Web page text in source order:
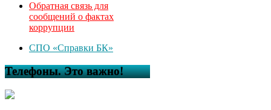
Обратная связь для
сообщений о фактах
коррупции
СПО «Справки БК»
Телефоны. Это важно!